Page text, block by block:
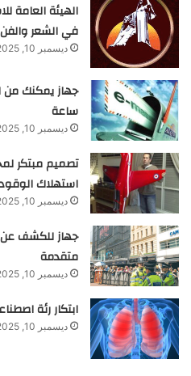
الهيئة العامة
في الشعر والفن
ديسمبر 10, 2025
ساعة
ديسمبر 10, 2025
استهلاك الوقود
ديسمبر 10, 2025
جهاز للكشف عن
متقدمة
ديسمبر 10, 2025
ابتكار رئة
ديسمبر 10, 2025